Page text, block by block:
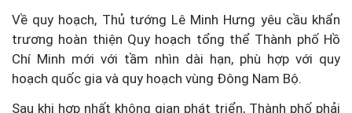
Về quy hoạch, Thủ tướng Lê Minh Hưng yêu cầu khẩn
trương hoàn thiện Quy hoạch tổng thể Thành phố Hồ
Chí Minh mới với tầm nhìn dài hạn, phù hợp với quy
hoạch quốc gia và quy hoạch vùng Đông Nam Bộ.
Sau khi hợp nhất không gian phát triển, Thành phố phải